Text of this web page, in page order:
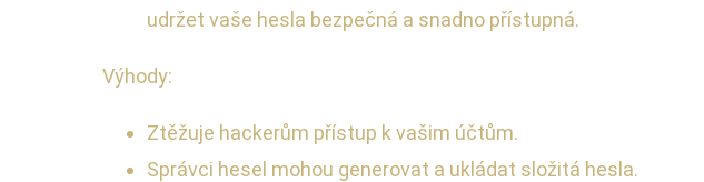
udržet vaše hesla bezpečná a snadno přístupná.
Výhody:
Ztěžuje hackerům přístup k vašim účtům.
Správci hesel mohou generovat a ukládat složitá hesla.